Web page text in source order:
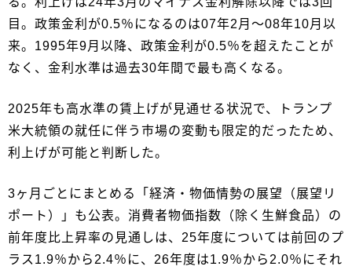
目。政策金利が0.5％になるのは07年2月～08年10月以
来。1995年9月以降、政策金利が0.5％を超えたことが
なく、金利水準は過去30年間で最も高くなる。
2025年も高水準の賃上げが見通せる状況で、トランプ
米大統領の就任に伴う市場の変動も限定的だったため、
利上げが可能と判断した。
3ヶ月ごとにまとめる「経済・物価情勢の展望（展望リ
ポート）」も公表。消費者物価指数（除く生鮮食品）の
前年度比上昇率の見通しは、25年度については前回のプ
ラス1.9％から2.4％に、26年度は1.9％から2.0％にそれ